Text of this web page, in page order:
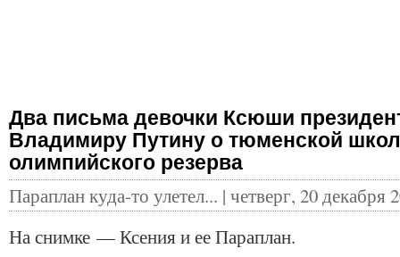
Два письма девочки Ксюши
Владимиру Путину о тюменской
олимпийского резерва
Параплан куда-то улетел... | четверг, 20 декабря
На снимке — Ксения и ее Параплан.